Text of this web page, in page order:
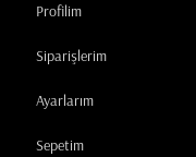
Profilim
Siparişlerim
Ayarlarım
Sepetim